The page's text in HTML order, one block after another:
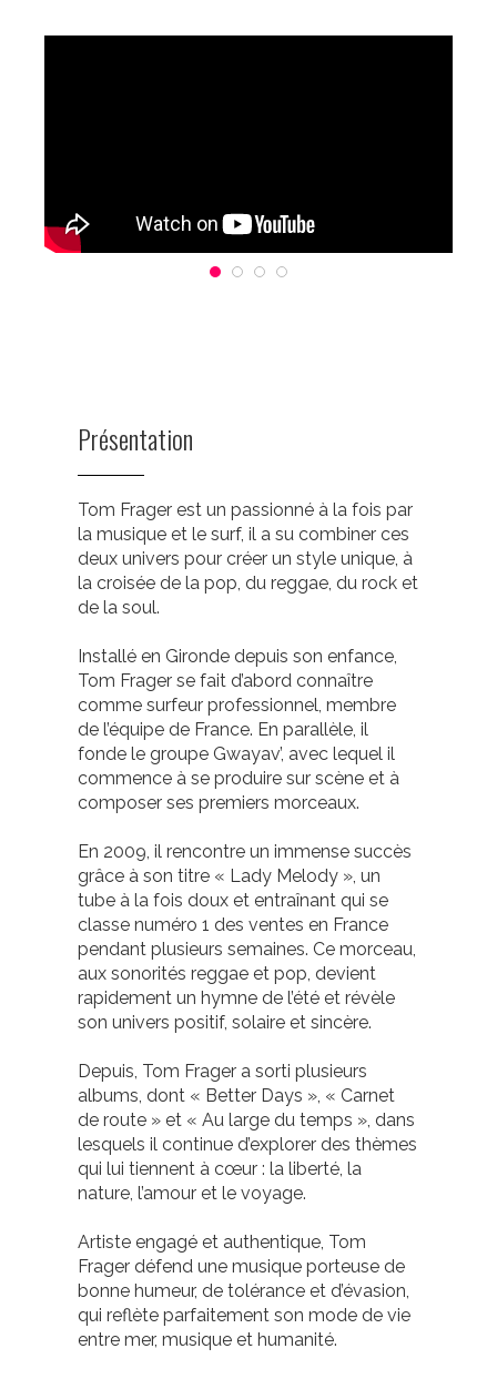
Présentation
Tom Frager est un passionné à la fois par
la musique et le surf, il a su combiner ces
deux univers pour créer un style unique, à
la croisée de la pop, du reggae, du rock et
de la soul.
Installé en Gironde depuis son enfance,
Tom Frager se fait d’abord connaître
comme surfeur professionnel, membre
de l’équipe de France. En parallèle, il
fonde le groupe Gwayav’, avec lequel il
commence à se produire sur scène et à
composer ses premiers morceaux.
En 2009, il rencontre un immense succès
grâce à son titre « Lady Melody », un
tube à la fois doux et entraînant qui se
classe numéro 1 des ventes en France
pendant plusieurs semaines. Ce morceau,
aux sonorités reggae et pop, devient
rapidement un hymne de l’été et révèle
son univers positif, solaire et sincère.
Depuis, Tom Frager a sorti plusieurs
albums, dont « Better Days », « Carnet
de route » et « Au large du temps », dans
lesquels il continue d’explorer des thèmes
qui lui tiennent à cœur : la liberté, la
nature, l’amour et le voyage.
Artiste engagé et authentique, Tom
Frager défend une musique porteuse de
bonne humeur, de tolérance et d’évasion,
qui reflète parfaitement son mode de vie
entre mer, musique et humanité.